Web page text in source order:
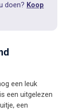
doen? Koop
een leuk
een uitgelezen
een